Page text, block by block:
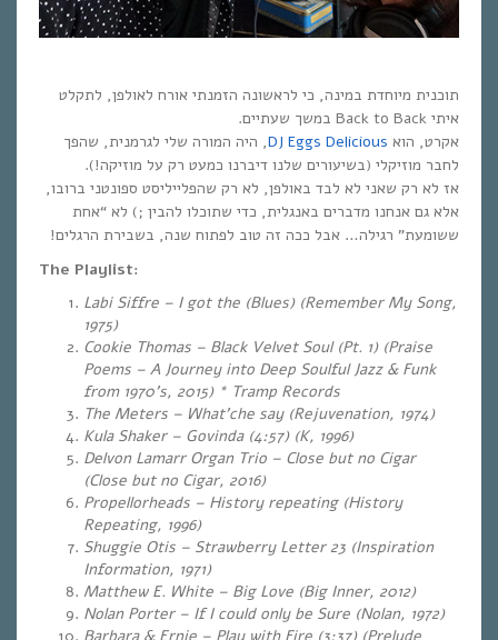
תוכנית מיוחדת במינה, כי לראשונה הזמנתי אורח לאולפן, לתקלט
איתי Back to Back במשך שעתיים.
אקרט, הוא DJ Eggs Delicious, היה המורה שלי לגרמנית, שהפך
לחבר מוזיקלי (בשיעורים שלנו דיברנו כמעט רק על מוזיקה!).
אז לא רק שאני לא לבד באולפן, לא רק שהפלייליסט ספונטני ברובו,
אלא גם אנחנו מדברים באנגלית, כדי שתוכלו להבין ;) לא “אחת
ששומעת” רגילה… אבל ככה זה טוב לפתוח שנה, בשבירת הרגלים!
The Playlist:
Labi Siffre – I got the (Blues) (Remember My Song,
1975)
Cookie Thomas – Black Velvet Soul (Pt. 1) (Praise
Poems – A Journey into Deep Soulful Jazz & Funk
from 1970’s, 2015) * Tramp Records
The Meters – What’che say (Rejuvenation, 1974)
Kula Shaker – Govinda (4:57) (K, 1996)
Delvon Lamarr Organ Trio – Close but no Cigar
(Close but no Cigar, 2016)
Propellorheads – History repeating (History
Repeating, 1996)
Shuggie Otis – Strawberry Letter 23 (Inspiration
Information, 1971)
Matthew E. White – Big Love (Big Inner, 2012)
Nolan Porter – If I could only be Sure (Nolan, 1972)